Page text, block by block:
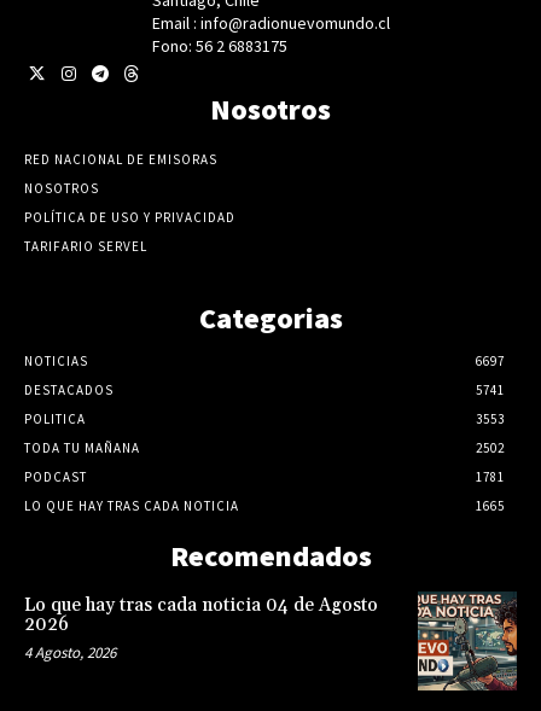
Email : info@radionuevomundo.cl
Fono: 56 2 6883175
Nosotros
RED NACIONAL DE EMISORAS
NOSOTROS
POLÍTICA DE USO Y PRIVACIDAD
TARIFARIO SERVEL
Categorias
NOTICIAS
6697
DESTACADOS
5741
POLITICA
3553
TODA TU MAÑANA
2502
PODCAST
1781
LO QUE HAY TRAS CADA NOTICIA
1665
Recomendados
Lo que hay tras cada noticia 04 de Agosto
2026
4 Agosto, 2026